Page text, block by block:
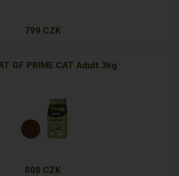
799 CZK
GF PRIME CAT Adult 3kg
808 CZK